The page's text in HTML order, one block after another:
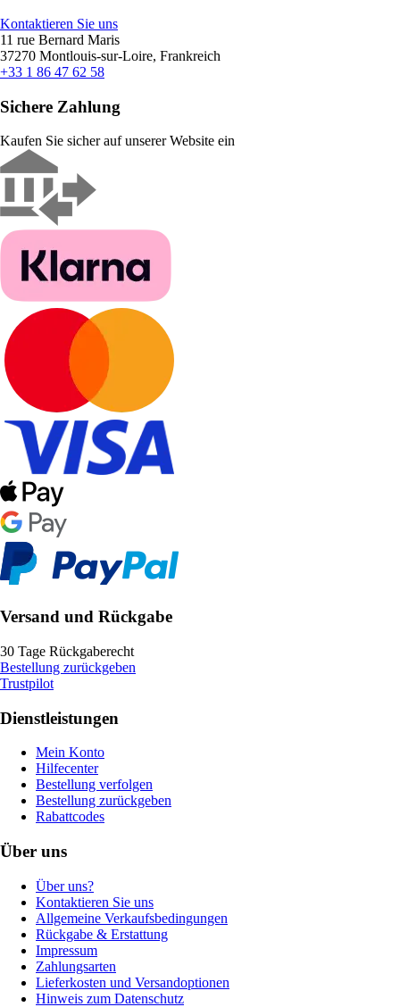
Kontaktieren Sie uns
11 rue Bernard Maris
37270 Montlouis-sur-Loire, Frankreich
+33 1 86 47 62 58
Sichere Zahlung
Kaufen Sie sicher auf unserer Website ein
Versand und Rückgabe
30 Tage Rückgaberecht
Bestellung zurückgeben
Trustpilot
Dienstleistungen
Mein Konto
Hilfecenter
Bestellung verfolgen
Bestellung zurückgeben
Rabattcodes
Über uns
Über uns?
Kontaktieren Sie uns
Allgemeine Verkaufsbedingungen
Rückgabe & Erstattung
Impressum
Zahlungsarten
Lieferkosten und Versandoptionen
Hinweis zum Datenschutz